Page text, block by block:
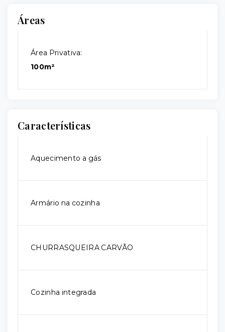
Áreas
Área Privativa:
100m²
Características
Aquecimento a gás
Armário na cozinha
CHURRASQUEIRA CARVÃO
Cozinha integrada